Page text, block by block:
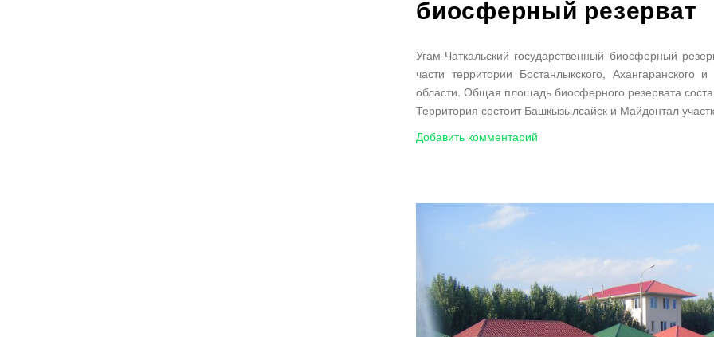
биосферный резерват
Угам-Чаткальский государственный биосферный
части территории Бостанлыкского, Ахангаранского
области. Общая площадь биосферного резервата
Территория состоит Башкызылсайск и Майдонтал
Добавить комментарий